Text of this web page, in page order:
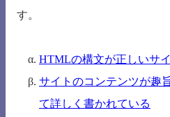
す。
HTMLの構文が正しいサ
サイトのコンテンツが趣
て詳しく書かれている